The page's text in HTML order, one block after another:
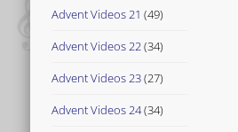
Advent Videos 21 (49)
Advent Videos 22(34)
Advent Videos 23(27)
Advent Videos 24(34)